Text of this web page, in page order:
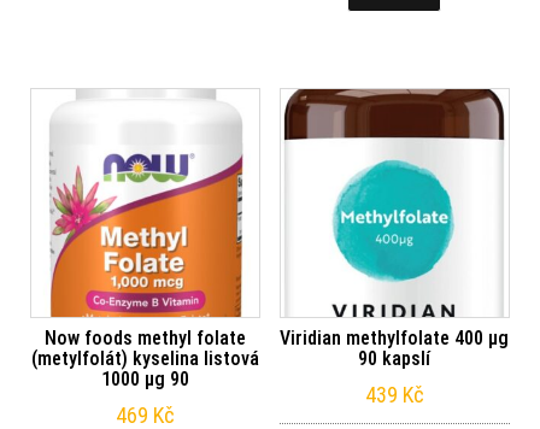
Now foods methyl folate
(metylfolát) kyselina listová
1000 μg 90
469 Kč
Viridian methylfolate 400 µg
90 kapslí
439 Kč